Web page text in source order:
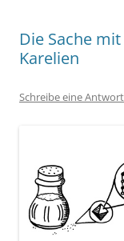
Die Sache
Karelien
Schreibe eine Antwort